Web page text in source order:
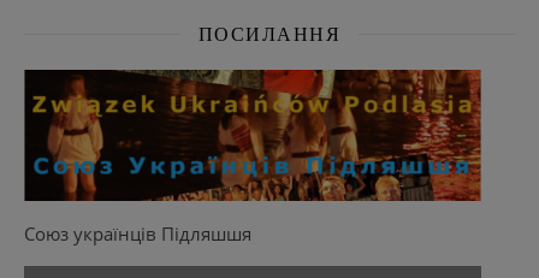
ПОСИЛАННЯ
Союз українців Підляшшя